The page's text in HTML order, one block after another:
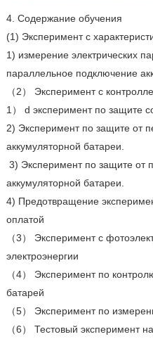
4. Содержание обучения
(1) Эксперимент с
1) измерение электрических
параллельное подключение
（2） Эксперимент с
1） d эксперимент по защите
2) Эксперимент по защите от
аккумуляторной батареи.
3) Эксперимент по защите от
аккумуляторной батареи.
4) Предотвращение
оплатой
（3） Эксперимент с
электроэнергии
（4） Эксперимент по
батарей
（5） Эксперимент по
（6） Тестовый эксперимент